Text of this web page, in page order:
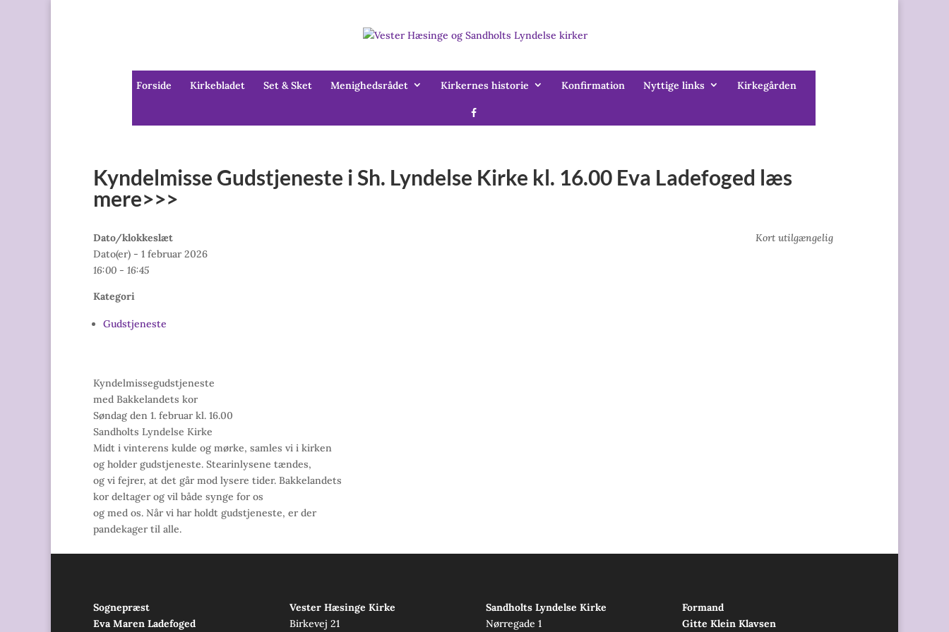
Forside Kirkebladet Set & Sket Menighedsrådet Kirkernes historie Konfirmation Nyttige links Kirkegården
Kyndelmisse Gudstjeneste i Sh. Lyndelse Kirke kl. 16.00 Eva Ladefoged læs
mere>>>
Kort utilgængelig
Dato/klokkeslæt
Dato(er) - 1 februar 2026
16:00 - 16:45
Kategori
Gudstjeneste
Kyndelmissegudstjeneste
med Bakkelandets kor
Søndag den 1. februar kl. 16.00
Sandholts Lyndelse Kirke
Midt i vinterens kulde og mørke, samles vi i kirken
og holder gudstjeneste. Stearinlysene tændes,
og vi fejrer, at det går mod lysere tider. Bakkelandets
kor deltager og vil både synge for os
og med os. Når vi har holdt gudstjeneste, er der
pandekager til alle.
Sognepræst
Eva Maren Ladefoged
Vester Hæsinge Kirke
Birkevej 21
Sandholts Lyndelse Kirke
Nørregade 1
Formand
Gitte Klein Klavsen